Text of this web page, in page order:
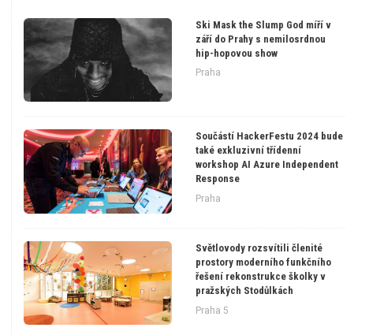
Ski Mask the Slump God míří v
září do Prahy s nemilosrdnou
hip-hopovou show
Praha
Součástí HackerFestu 2024 bude
také exkluzivní třídenní
workshop AI Azure Independent
Response
Praha
Světlovody rozsvítili členité
prostory moderního funkčního
řešení rekonstrukce školky v
pražských Stodůlkách
Praha 5